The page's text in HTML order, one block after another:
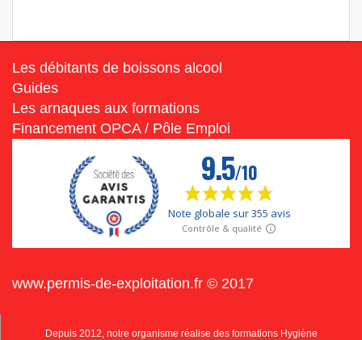
Les débitants de boissons alcool
Guides
Les arnaques aux formations
Financement OPCA / Pôle Emploi
www.permis-de-exploitation.fr © 2017
Depuis 2012, notre organisme réalise des formations Hygiène